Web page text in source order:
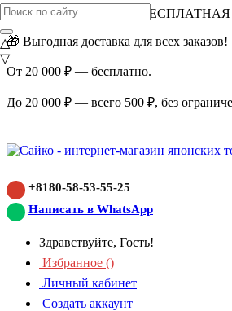
ВНИМАНИЕ АКЦИЯ!
🎁 Выгодная доставка для всех заказов!
От 20 000 ₽ — бесплатно.
До 20 000 ₽ — всего 500 ₽, без
+8180-58-53-55-25
Написать в WhatsApp
Здравствуйте, Гость!
Избранное ()
Личный кабинет
Создать аккаунт
△
▽